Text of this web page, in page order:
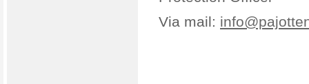
Via mail: